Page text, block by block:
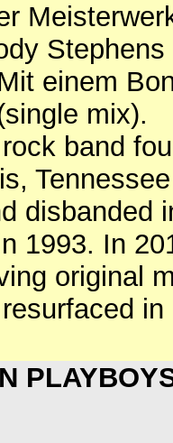
Stephens
einem
mix).
band
disbanded
1993. In
original